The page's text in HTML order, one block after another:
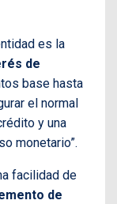
es la
de
base hasta
el normal
y una
monetario”.
facilidad de
de